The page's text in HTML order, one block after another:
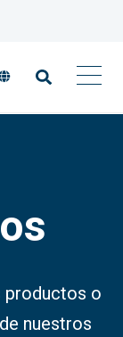
productos o
nuestros